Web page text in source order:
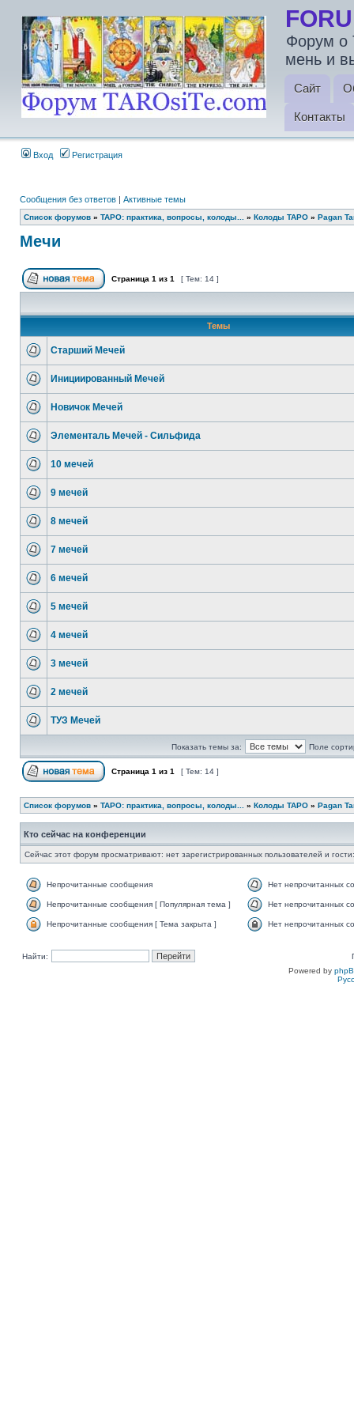
Форум о
мень и
Сайт
Контакты
Вход Регистрация
Сообщения без ответов | Активные темы
Список форумов » ТАРО: практика, вопросы, колоды... » Колоды ТАРО » Pagan
Мечи
Страница 1 из 1 [ Тем: 14 ]
Темы
Старший Мечей
Инициированный Мечей
Новичок Мечей
Элементаль Мечей - Сильфида
10 мечей
9 мечей
8 мечей
7 мечей
6 мечей
5 мечей
4 мечей
3 мечей
2 мечей
ТУЗ Мечей
Показать темы за: Поле
Страница 1 из 1 [ Тем: 14 ]
Список форумов » ТАРО: практика, вопросы, колоды... » Колоды ТАРО » Pagan
Кто сейчас на конференции
Сейчас этот форум просматривают: нет зарегистрированных пользователей и
Непрочитанные сообщения Нет непрочитанных
Непрочитанные сообщения [ Популярная тема ] Нет непрочитанных
Непрочитанные сообщения [ Тема закрыта ] Нет непрочитанных
Найти:
Powered by